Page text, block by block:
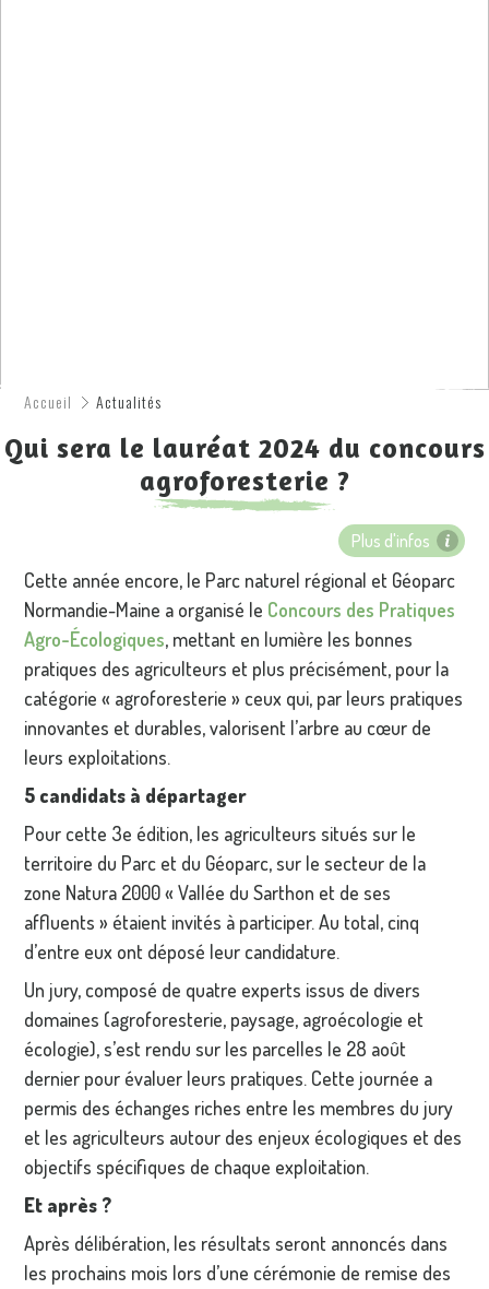
Accueil Actualités
Qui sera le lauréat 2024 du concours
agroforesterie ?
Cette année encore, le Parc naturel régional et Géoparc
Normandie-Maine a organisé le Concours des Pratiques
Agro-Écologiques, mettant en lumière les bonnes
pratiques des agriculteurs et plus précisément, pour la
catégorie « agroforesterie » ceux qui, par leurs pratiques
innovantes et durables, valorisent l’arbre au cœur de
leurs exploitations.
5 candidats à départager
Pour cette 3e édition, les agriculteurs situés sur le
territoire du Parc et du Géoparc, sur le secteur de la
zone Natura 2000 « Vallée du Sarthon et de ses
affluents » étaient invités à participer. Au total, cinq
d’entre eux ont déposé leur candidature.
Un jury, composé de quatre experts issus de divers
domaines (agroforesterie, paysage, agroécologie et
écologie), s’est rendu sur les parcelles le 28 août
dernier pour évaluer leurs pratiques. Cette journée a
permis des échanges riches entre les membres du jury
et les agriculteurs autour des enjeux écologiques et des
objectifs spécifiques de chaque exploitation.
Et après ?
Après délibération, les résultats seront annoncés dans
les prochains mois lors d’une cérémonie de remise des
Plus d'infos